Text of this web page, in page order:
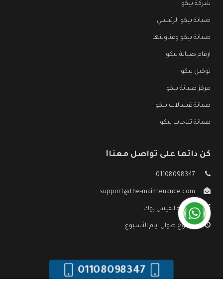
شركة بيكو
صيانة بيكو الرئيسي
صيانة بيكو وعناوينها
ارقام صيانة بيكو
توكيل بيكو
مركز صيانة بيكو
صيانة غسالات بيكو
صيانة ثلاجات بيكو
كن دائما على تواصل معنا!
01108098347
support@the-maintenance.com
صفحة الفيس بوك
مفتوح طوال ايام الأسبوع
01108098347